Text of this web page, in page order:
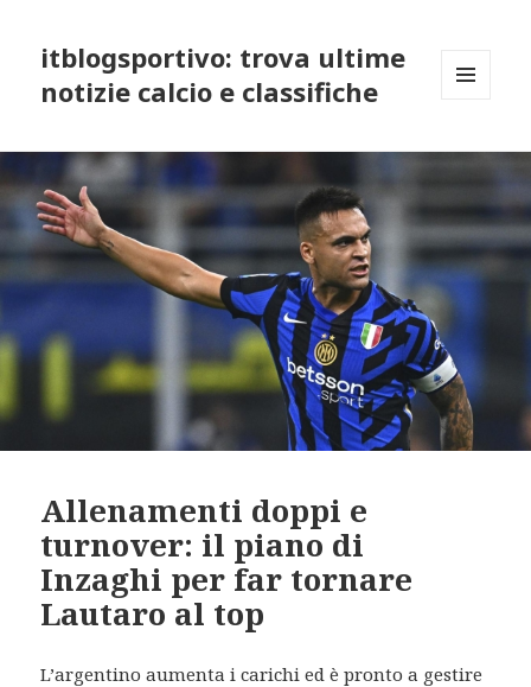
itblogsportivo: trova ultime
notizie calcio e classifiche
WIDGETS
Allenamenti doppi e
turnover: il piano di
Inzaghi per far tornare
Lautaro al top
L’argentino aumenta i carichi ed è pronto a gestire